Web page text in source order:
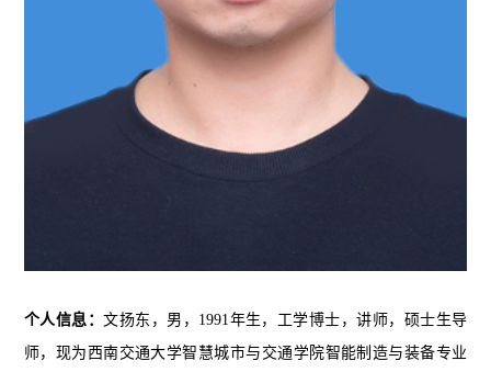
个人信息：文扬东，男，1991 年生，工学博士，讲师，硕士生导
师，现为西南交通大学智慧城市与交通学院智能制造与装备专业